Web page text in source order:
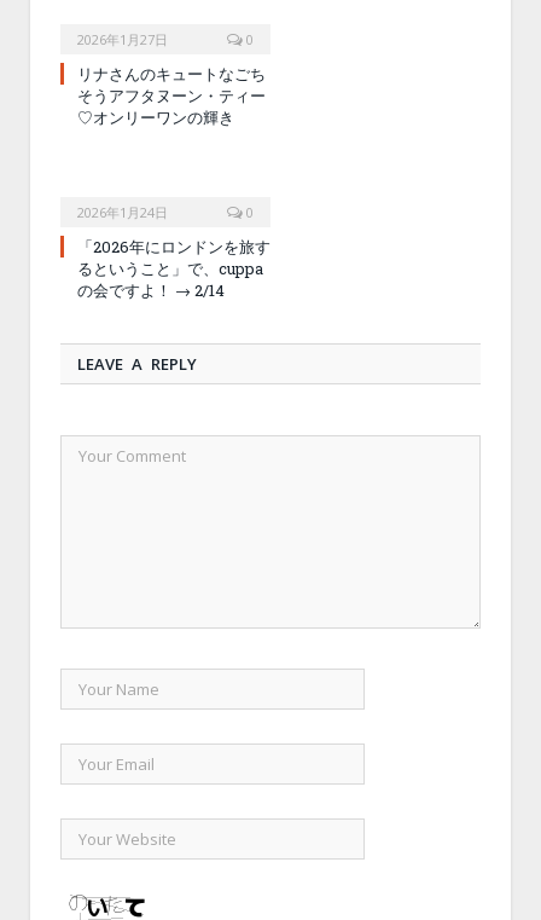
2026年1月27日 0
リナさんのキュートなごち
そうアフタヌーン・ティー
♡オンリーワンの輝き
2026年1月24日 0
「2026年にロンドンを旅す
るということ」で、cuppa
の会ですよ！ → 2/14
LEAVE A REPLY